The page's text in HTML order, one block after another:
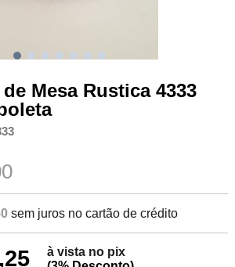
Mesa Rustica 4333
sem juros no cartão de crédito
à vista no pix